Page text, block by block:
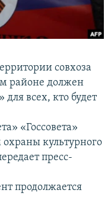
совхоза
районе должен
всех, кто будет
«Госсовета»
культурного
пресс-
продолжается